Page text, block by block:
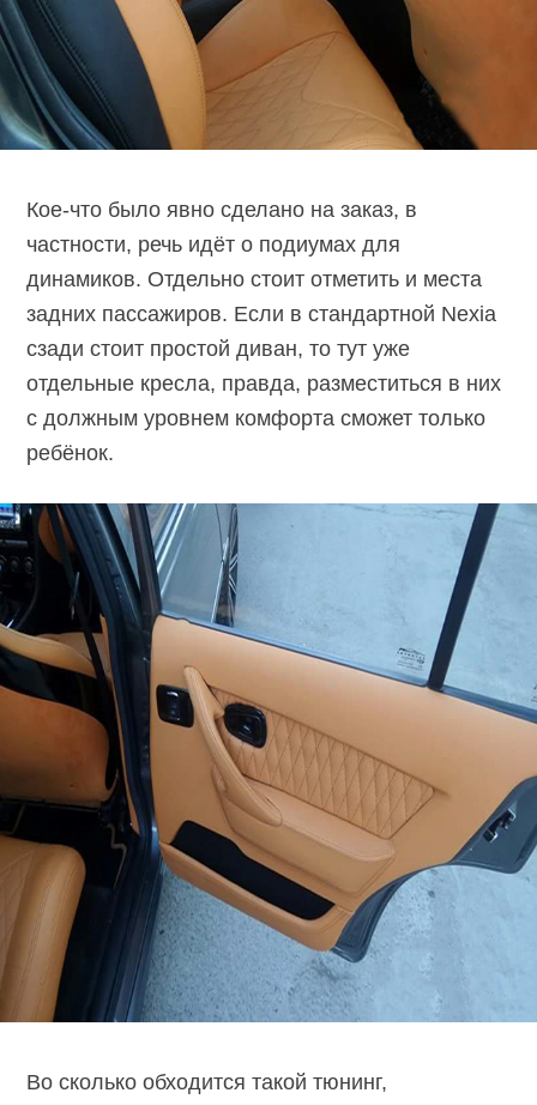
Кое-что было явно сделано на заказ, в
частности, речь идёт о подиумах для
динамиков. Отдельно стоит отметить и места
задних пассажиров. Если в стандартной Nexia
сзади стоит простой диван, то тут уже
отдельные кресла, правда, разместиться в них
с должным уровнем комфорта сможет только
ребёнок.
Во сколько обходится такой тюнинг,